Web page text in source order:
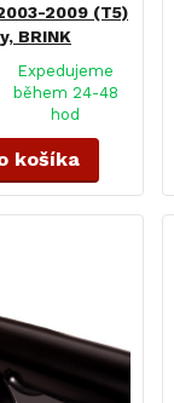
2009 (T5)
BRINK
Expedujeme
během 24-48
hod
košíka